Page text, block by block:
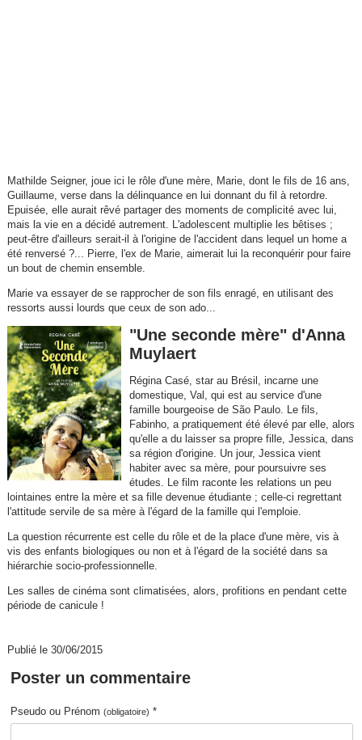
Mathilde Seigner, joue ici le rôle d'une mère, Marie, dont le fils de 16 ans,
Guillaume, verse dans la délinquance en lui donnant du fil à retordre.
Epuisée, elle aurait rêvé partager des moments de complicité avec lui,
mais la vie en a décidé autrement. L'adolescent multiplie les bêtises ;
peut-être d'ailleurs serait-il à l'origine de l'accident dans lequel un home a
été renversé ?... Pierre, l'ex de Marie, aimerait lui la reconquérir pour faire
un bout de chemin ensemble.
Marie va essayer de se rapprocher de son fils enragé, en utilisant des
ressorts aussi lourds que ceux de son ado...
"Une seconde mère" d'Anna
Muylaert
Régina Casé, star au Brésil, incarne une
domestique, Val, qui est au service d'une
famille bourgeoise de São Paulo. Le fils,
Fabinho, a pratiquement été élevé par elle, alors
qu'elle a du laisser sa propre fille, Jessica, dans
sa région d'origine. Un jour, Jessica vient
habiter avec sa mère, pour poursuivre ses
études. Le film raconte les relations un peu
lointaines entre la mère et sa fille devenue étudiante ; celle-ci regrettant
l'attitude servile de sa mère à l'égard de la famille qui l'emploie.
La question récurrente est celle du rôle et de la place d'une mère, vis à
vis des enfants biologiques ou non et à l'égard de la société dans sa
hiérarchie socio-professionnelle.
Les salles de cinéma sont climatisées, alors, profitions en pendant cette
période de canicule !
Publié le 30/06/2015
Poster un commentaire
Pseudo ou Prénom(obligatoire) *